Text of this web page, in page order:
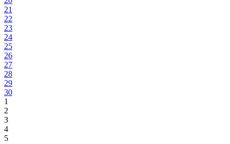
21
22
23
24
25
26
27
28
29
30
1
2
3
4
5